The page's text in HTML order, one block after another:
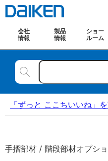
会社
情報
製品
情報
ショー
ルーム
「ずっと ここちいいね」
手摺部材 / 階段部材オプシ